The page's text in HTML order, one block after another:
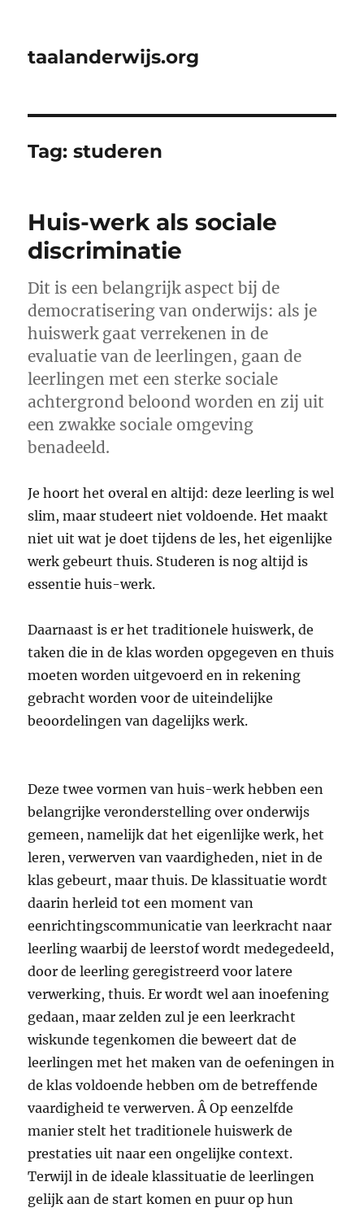
taalanderwijs.org
Tag:studeren
Huis-werk als sociale
discriminatie
Dit is een belangrijk aspect bij de
democratisering van onderwijs: als je
huiswerk gaat verrekenen in de
evaluatie van de leerlingen, gaan de
leerlingen met een sterke sociale
achtergrond beloond worden en zij uit
een zwakke sociale omgeving
benadeeld.
Je hoort het overal en altijd: deze leerling is wel
slim, maar studeert niet voldoende. Het maakt
niet uit wat je doet tijdens de les, het eigenlijke
werk gebeurt thuis. Studeren is nog altijd is
essentie huis-werk.
Daarnaast is er het traditionele huiswerk, de
taken die in de klas worden opgegeven en thuis
moeten worden uitgevoerd en in rekening
gebracht worden voor de uiteindelijke
beoordelingen van dagelijks werk.
Deze twee vormen van huis-werk hebben een
belangrijke veronderstelling over onderwijs
gemeen, namelijk dat het eigenlijke werk, het
leren, verwerven van vaardigheden, niet in de
klas gebeurt, maar thuis. De klassituatie wordt
daarin herleid tot een moment van
eenrichtingscommunicatie van leerkracht naar
leerling waarbij de leerstof wordt medegedeeld,
door de leerling geregistreerd voor latere
verwerking, thuis. Er wordt wel aan inoefening
gedaan, maar zelden zul je een leerkracht
wiskunde tegenkomen die beweert dat de
leerlingen met het maken van de oefeningen in
de klas voldoende hebben om de betreffende
vaardigheid te verwerven. Â Op eenzelfde
manier stelt het traditionele huiswerk de
prestaties uit naar een ongelijke context.
Terwijl in de ideale klassituatie de leerlingen
gelijk aan de start komen en puur op hun